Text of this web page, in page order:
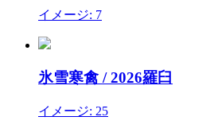
イメージ: 7
氷雪寒禽 /2026羅臼
イメージ: 25